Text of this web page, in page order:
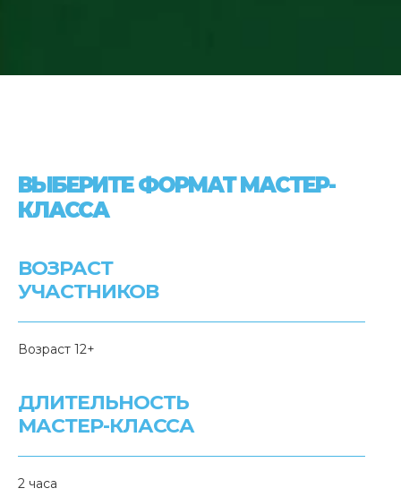
ВЫБЕРИТЕ ФОРМАТ МАСТЕР-
КЛАССА
ВОЗРАСТ
УЧАСТНИКОВ
Возраст 12+
ДЛИТЕЛЬНОСТЬ
МАСТЕР-КЛАССА
2 часа